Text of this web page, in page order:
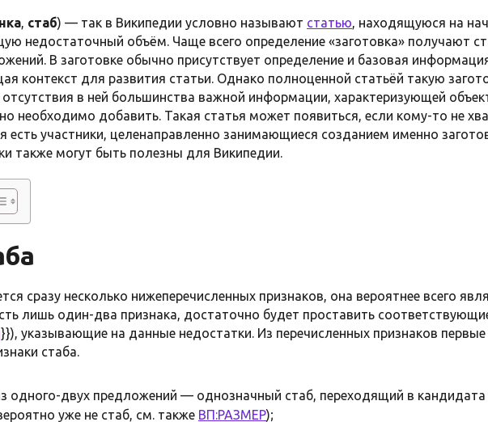
, стаб) — так в Википедии условно называют статью, находящуюся на
недостаточный объём. Чаще всего определение «заготовка» получают
В заготовке обычно присутствует определение и базовая
контекст для развития статьи. Однако полноценной статьёй такую
отсутствия в ней большинства важной информации, характеризующей
необходимо добавить. Такая статья может появиться, если кому-то не
есть участники, целенаправленно занимающиеся созданием именно
также могут быть полезны для Википедии.
сразу несколько нижеперечисленных признаков, она вероятнее всего
лишь один-два признака, достаточно будет проставить
}}), указывающие на данные недостатки. Из перечисленных признаков
стаба.
одного-двух предложений — однозначный стаб, переходящий в кандидата
уже не стаб, см. также ВП:РАЗМЕР);